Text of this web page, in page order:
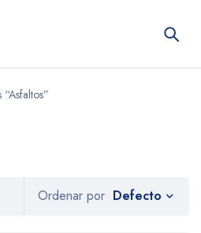
Ordenar por Defecto